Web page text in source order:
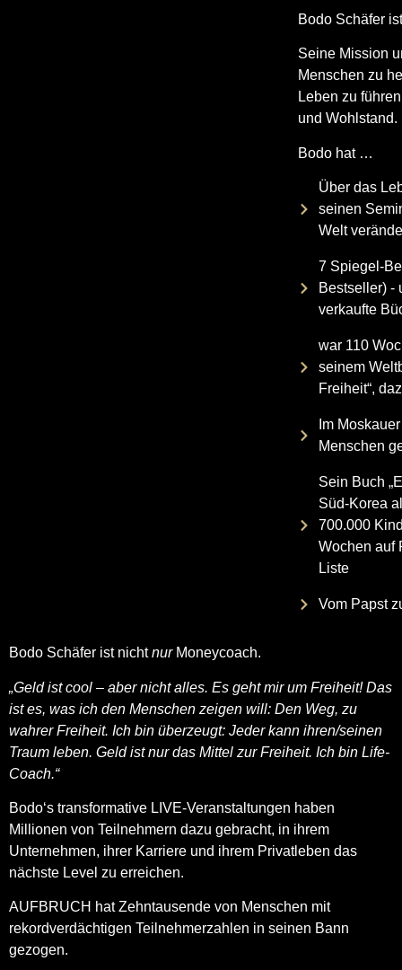
Bodo Schäfer
Seine Mission
Menschen zu
Leben zu
und Wohlstand.
Bodo hat …
Über das
seinen
Welt
7 Spiegel-
Bestseller) -
verkaufte
war 110
seinem
Freiheit“,
Im
Menschen
Sein Buch
Süd-Korea
700.000
Wochen auf
Liste
Vom Papst
Bodo Schäfer ist nichtnurMoneycoach.
„Geld ist cool – aber nicht alles. Es geht mir um Freiheit! Das
ist es, was ich den Menschen zeigen will: Den Weg, zu
wahrer Freiheit. Ich bin überzeugt: Jeder kann ihren/seinen
Traum leben. Geld ist nur das Mittel zur Freiheit. Ich bin Life-
Coach.“
Bodo‘s transformative LIVE-Veranstaltungen haben
Millionen von Teilnehmern dazu gebracht, in ihrem
Unternehmen, ihrer Karriere und ihrem Privatleben das
nächste Level zu erreichen.
AUFBRUCH hat Zehntausende von Menschen mit
rekordverdächtigen Teilnehmerzahlen in seinen Bann
gezogen.